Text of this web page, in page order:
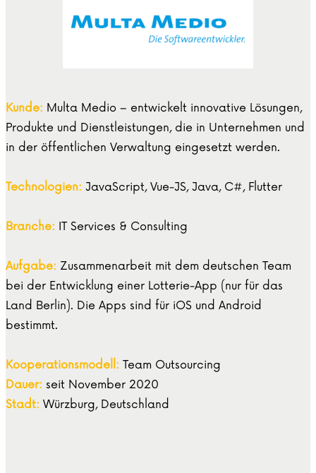
Kunde: Multa Medio – entwickelt innovative Lösungen,
Produkte und Dienstleistungen, die in Unternehmen und
in der öffentlichen Verwaltung eingesetzt werden.
Technologien: JavaScript, Vue-JS, Java, C#, Flutter
Branche: IT Services & Consulting
Aufgabe: Zusammenarbeit mit dem deutschen Team
bei der Entwicklung einer Lotterie-App (nur für das
Land Berlin). Die Apps sind für iOS und Android
bestimmt.
Kooperationsmodell: Team Outsourcing
Dauer: seit November 2020
Stadt: Würzburg, Deutschland